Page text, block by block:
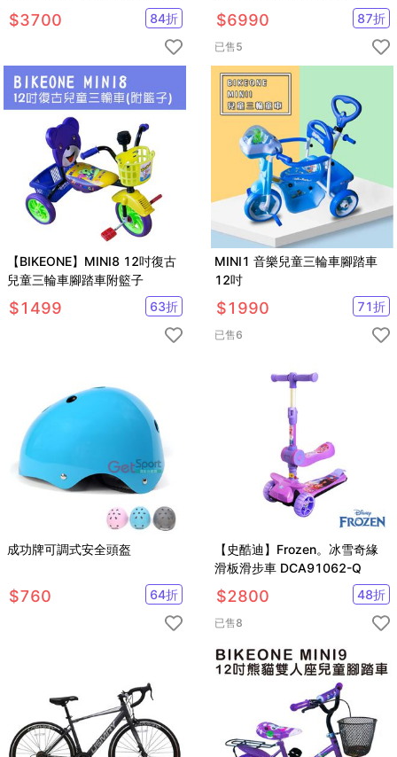
輔助輪三輪車
$3700 84折
能折疊自行車附前後旅行包
$6990 87折
已售5
【BIKEONE】MINI8 12吋復古
兒童三輪車腳踏車附籃子
$1499 63折
MINI1 音樂兒童三輪車腳踏車
12吋
$1990 71折
已售6
成功牌可調式安全頭盔
$760 64折
【史酷迪】Frozen。冰雪奇緣
滑板滑步車 DCA91062-Q
$2800 48折
已售8